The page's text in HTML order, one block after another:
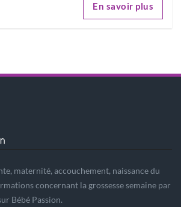
En savoir plus
maternité, accouchement, naissance du
concernant la grossesse semaine par
Bébé Passion.